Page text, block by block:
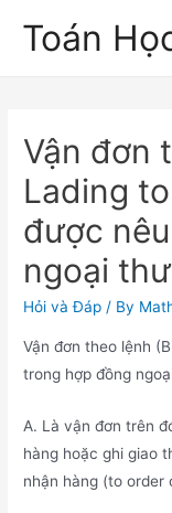
Toán
Vận đơn
Lading
được
ngoại
Hỏi và Đáp / By
Vận đơn theo lệnh
trong hợp đồng
A. Là vận đơn trên
hàng hoặc ghi giao
nhận hàng (to order